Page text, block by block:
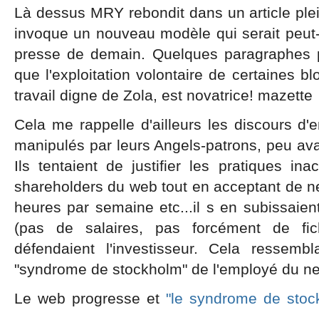
Là dessus MRY rebondit dans un article
invoque un nouveau modèle qui serait
presse de demain. Quelques
que l'exploitation volontaire de certaines
travail digne de Zola, est novatrice! mazette
Cela me rappelle d'ailleurs les discours
manipulés par leurs Angels-patrons, peu
Ils tentaient de justifier les pratiques
shareholders du web tout en acceptant de
heures par semaine etc...il s en
(pas de salaires, pas forcément de
défendaient l'investisseur. Cela
"syndrome de stockholm" de l'employé du
Le web progresse et "le syndrome de